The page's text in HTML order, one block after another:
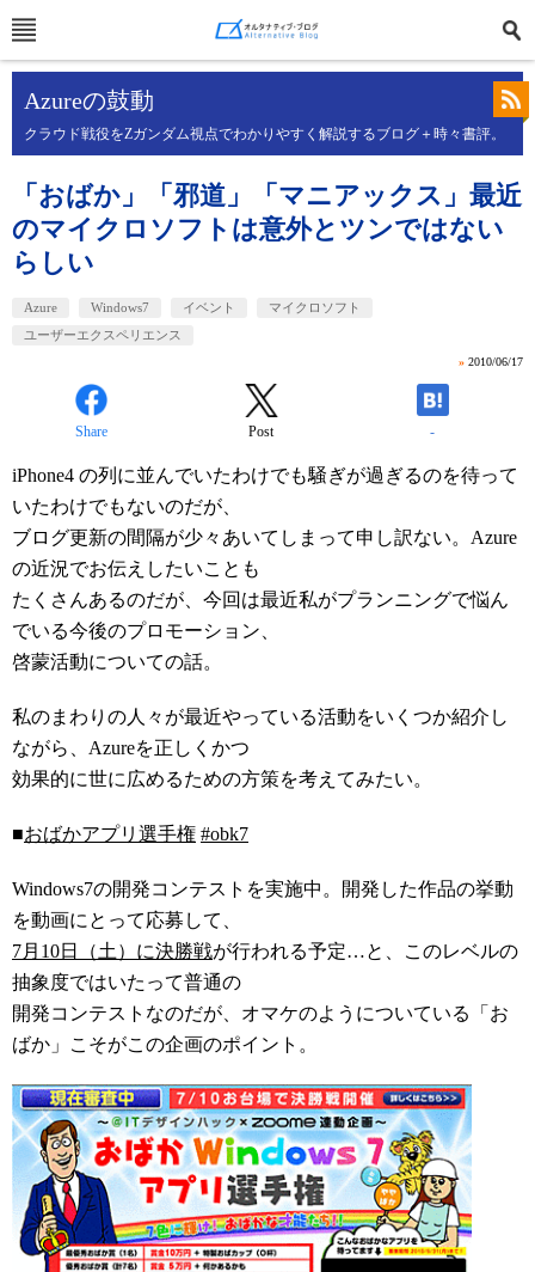
Azureの鼓動
クラウド戦役をZガンダム視点でわかりやすく解説するブログ＋時々書評。
「おばか」「邪道」「マニアックス」最近
のマイクロソフトは意外とツンではない
らしい
Azure Windows7 イベント
マイクロソフト
ユーザーエクスペリエンス
» 2010/06/17
Share Post -
iPhone4 の列に並んでいたわけでも騒ぎが過ぎるのを待って
いたわけでもないのだが、
ブログ更新の間隔が少々あいてしまって申し訳ない。Azure
の近況でお伝えしたいことも
たくさんあるのだが、今回は最近私がプランニングで悩ん
でいる今後のプロモーション、
啓蒙活動についての話。
私のまわりの人々が最近やっている活動をいくつか紹介し
ながら、Azureを正しくかつ
効果的に世に広めるための方策を考えてみたい。
■おばかアプリ選手権 #obk7
Windows7の開発コンテストを実施中。開発した作品の挙動
を動画にとって応募して、
7月10日（土）に決勝戦が行われる予定…と、このレベルの
抽象度ではいたって普通の
開発コンテストなのだが、オマケのようについている「お
ばか」こそがこの企画のポイント。